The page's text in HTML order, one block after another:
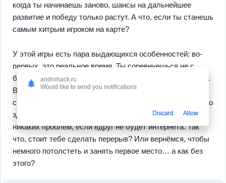
когда ты начинаешь заново, шансы на дальнейшее
развитие и победу только растут. А что, если ты станешь
самым хитрым игроком на карте?
У этой игры есть пара выдающихся особенностей: во-
первых, это реальное время. Ты соревнуешься не с
ботами, а с людьми по всему миру, что добавляет азарт.
Во-вторых, таблица лидеров, где можно похвастаться
своим прогрессом перед друзьями. Хочешь показать, кто
здесь король змей? А ещё можно играть офлайн -
никаких проблем, если вдруг не будет интернета. Так
что, стоит тебе сделать перерыв? Или вернёмся, чтобы
немного потолстеть и занять первое место… а как без
этого?
androhack.ru
Would like to send you notifications
Discard Allow